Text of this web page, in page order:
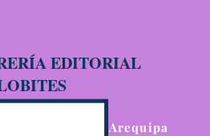
EDITORIAL
Agustín 201, Arequipa